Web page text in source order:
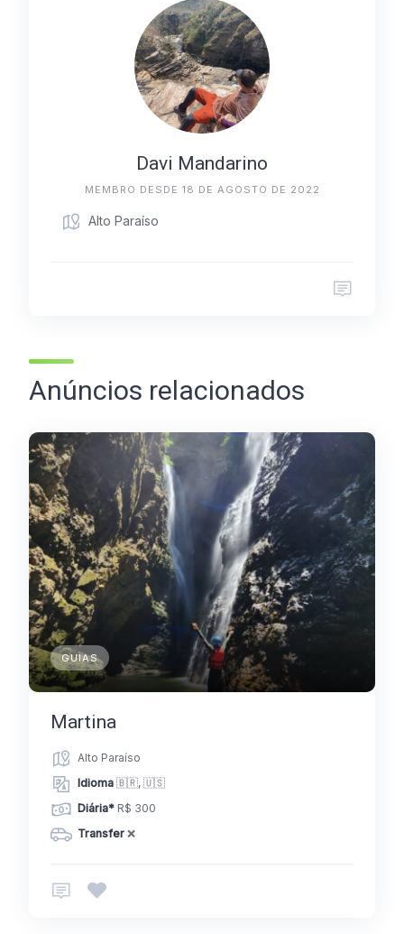
Davi Mandarino
MEMBRO DESDE 18 DE AGOSTO DE 2022
Alto Paraíso
Anúncios relacionados
GUIAS
Martina
Alto Paraíso
Idioma 🇧🇷, 🇺🇸
Diária* R$ 300
Transfer ❌